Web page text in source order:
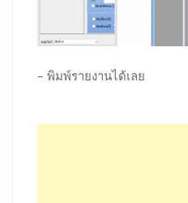
– พิมพ์รายงานได้เลย